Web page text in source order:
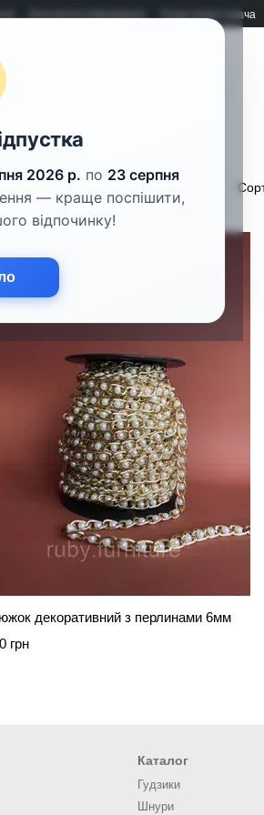
2026 р. по 23 серпня
— краще поспішити,
відпочинку!
Контактна інформація Угода користувача
Шнури
декоративний з перлинами 6мм
грн
Каталог
Гудзики
Шнури